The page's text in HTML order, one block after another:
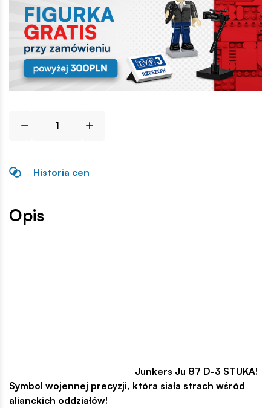
Historia cen
Opis
Junkers Ju 87 D-3 STUKA!
Symbol wojennej precyzji, która siała strach wśród
alianckich oddziałów!